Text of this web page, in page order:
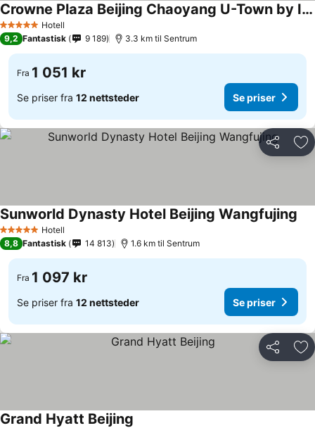
5 Stjerner Hotell
Crowne Plaza Beijing Chaoyang U-Town by IHG
Se priser
9,2 Fantastisk 9 189 3.3 km til Sentrum
Fra 1 051 kr
Se priser fra 12 nettsteder Se priser
Del
5 Stjerner Hotell
Sunworld Dynasty Hotel Beijing Wangfujing
8,8 Fantastisk 14 813 1.6 km til Sentrum
Fra 1 097 kr
Se priser fra 12 nettsteder Se priser
Del
Grand Hyatt Beijing